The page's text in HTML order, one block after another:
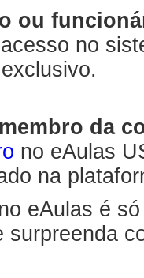
ou
no
da
no eAulas
na
eAulas é
surpreenda